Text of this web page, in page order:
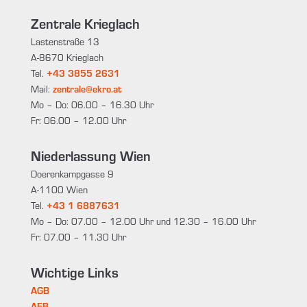
Zentrale Krieglach
Lastenstraße 13
A-8670 Krieglach
Tel. +43 3855 2631
Mail: zentrale@ekro.at
Mo – Do: 06.00 – 16.30 Uhr
Fr: 06.00 – 12.00 Uhr
Niederlassung Wien
Doerenkampgasse 9
A-1100 Wien
Tel. +43 1 6887631
Mo – Do: 07.00 – 12.00 Uhr und 12.30 – 16.00 Uhr
Fr: 07.00 – 11.30 Uhr
Wichtige Links
AGB